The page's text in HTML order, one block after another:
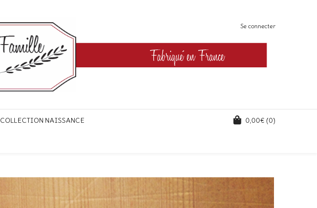
Se connecter
COLLECTION NAISSANCE 0,00€ (0)